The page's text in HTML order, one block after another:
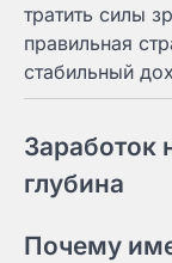
тратить силы
правильная
стабильный
Заработок
глубина
Почему